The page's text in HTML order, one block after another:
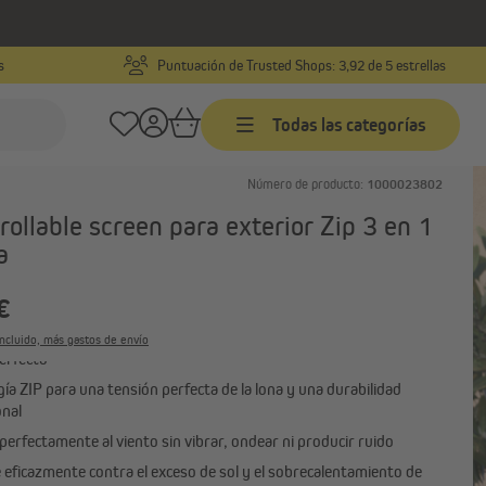
Puntuación de Trusted Shops: 3,92 de 5 estrellas
Todas las categorías
Venecianas
Venecianas de aluminio
Número de producto: 1000023802
screen para exterior Zip 3 en 1
más gastos de envío
contra el sol, las miradas indiscretas y los insectos, con un
ZIP para una tensión perfecta de la lona y una durabilidad
al viento sin vibrar, ondear ni producir ruido
contra el exceso de sol y el sobrecalentamiento de